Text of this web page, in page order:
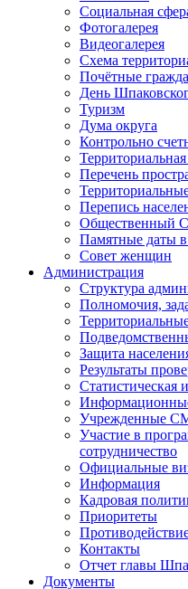
Социальная
Фотогалерея
Видеогалерея
Схема
Почётные
День
Туризм
Дума округа
Контрольно
Перечень
Перепись
Общественный
Памятные даты
Совет женщин
Администрация
Структура
Полномочия,
Защита
Результаты
Статистическая
Учрежденные
Участие в
сотрудничество
Официальные
Информация
Кадровая
Приоритеты
Контакты
Отчет главы
Документы